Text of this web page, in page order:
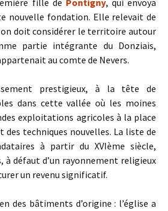
fille de Pontigny, qui envoya
nouvelle fondation. Elle relevait de
on doit considérer le territoire autour
partie intégrante du Donziais,
au comte de Nevers.
prestigieux, à la tête de
dans cette vallée où les moines
exploitations agricoles à la place
des techniques nouvelles. La liste de
à partir du XVIème siècle,
à défaut d’un rayonnement religieux
un revenu significatif.
des bâtiments d’origine : l’église a